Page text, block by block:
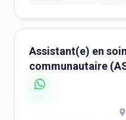
Assistant(e) en
communautaire